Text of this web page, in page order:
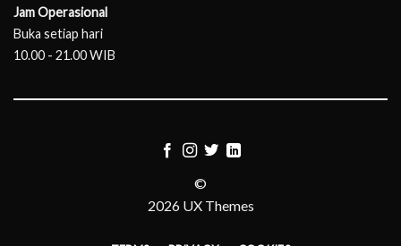
Jam Operasional
Buka setiap hari
10.00 - 21.00 WIB
©
2026 UX Themes